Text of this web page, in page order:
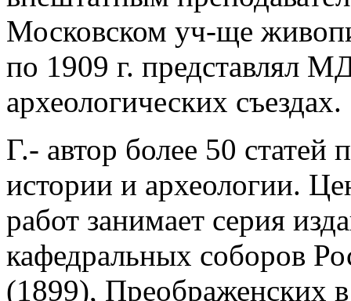
Московском уч-ще
по 1909 г. представлял
археологических съездах.
Г.- автор более 50 статей
истории и археологии.
работ занимает серия
кафедральных соборов
(1899), Преображенских